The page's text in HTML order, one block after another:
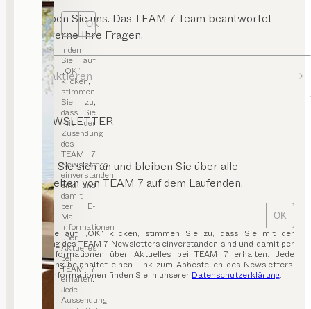
OK
Indem
Sie auf
„OK“
klicken,
stimmen
Sie zu,
dass Sie
mit der
Zusendung
des
TEAM 7
Newsletters
einverstanden
sind und
damit
per E-
Mail
Informationen
über
Aktuelles
bei
TEAM 7
erhalten.
Jede
Aussendung
Schreiben Sie uns. Das TEAM 7 Team beantwortet
Ihnen gerne Ihre Fragen.
Kontaktieren
NEWSLETTER
Melden Sie sich an und bleiben Sie über alle
Neuigkeiten von TEAM 7 auf dem Laufenden.
OK
Indem Sie auf „OK“ klicken, stimmen Sie zu, dass Sie mit der
Zusendung des TEAM 7 Newsletters einverstanden sind und damit per
E-Mail Informationen über Aktuelles bei TEAM 7 erhalten. Jede
Aussendung beinhaltet einen Link zum Abbestellen des Newsletters.
Weitere Informationen finden Sie in unserer Datenschutzerklärung.